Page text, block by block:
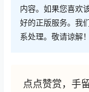
内容。如果您喜欢
好的正版服务。我
系处理。敬请谅解！
点点赞赏，手